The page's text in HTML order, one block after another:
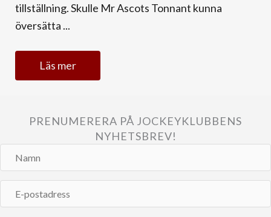
tillställning. Skulle Mr Ascots Tonnant kunna
översätta ...
Läs mer
PRENUMERERA PÅ JOCKEYKLUBBENS
NYHETSBREV!
Namn
postadress